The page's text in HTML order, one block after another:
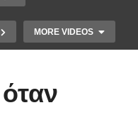
MORE VIDEOS